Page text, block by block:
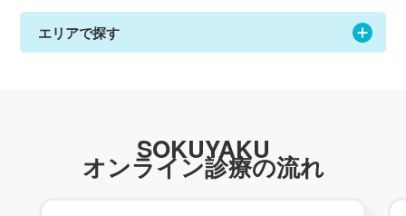
エリアで探す
SOKUYAKU
オンライン診療の流れ